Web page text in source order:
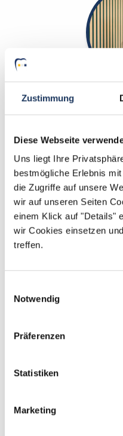
Zustimmung
Diese Webseite
Uns liegt Ihre
bestmögliche Erlebnis
die Zugriffe auf unsere
wir auf unseren Seiten
einem Klick auf "Details"
wir Cookies einsetzen
treffen.
Notwendig
Präferenzen
Statistiken
Marketing
Elvan Eskitürk
Sie suchen eine neue
Zahnmedizin?
Praxis für Sie. Bei
unseren Stellen bin ich
Jetzt zur
Fax: +49 (0) 521 / 911 730 41